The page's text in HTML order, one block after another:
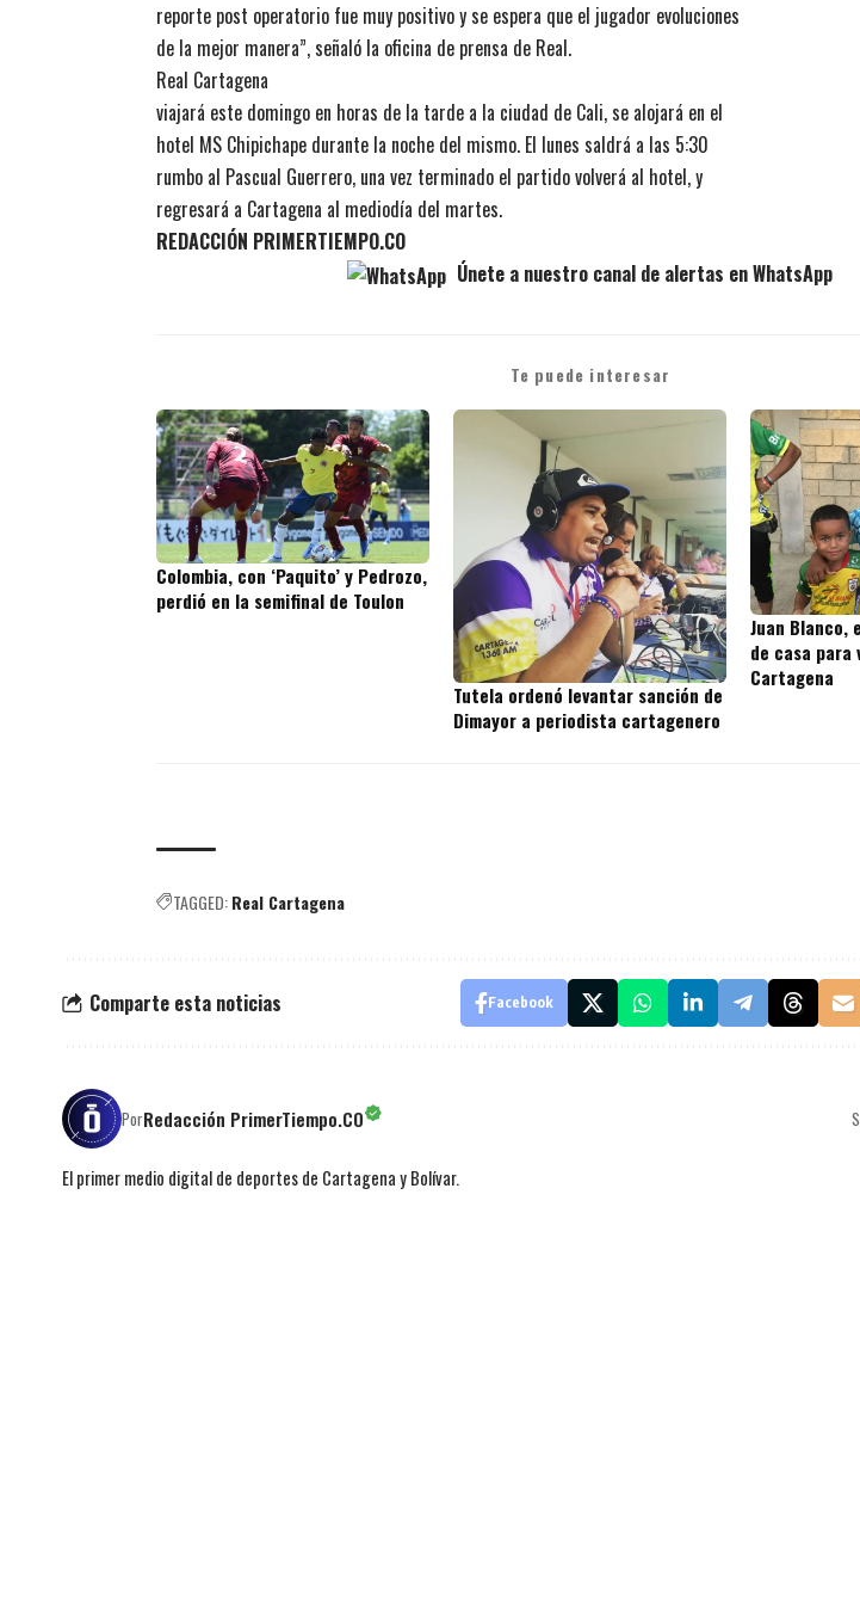
reporte post operatorio fue muy positivo y se espera que el jugador evoluciones
de la mejor manera”, señaló la oficina de prensa de Real.
Real Cartagena
viajará este domingo en horas de la tarde a la ciudad de Cali, se alojará en el
hotel MS Chipichape durante la noche del mismo. El lunes saldrá a las 5:30
rumbo al Pascual Guerrero, una vez terminado el partido volverá al hotel, y
regresará a Cartagena al mediodía del martes.
REDACCIÓN PRIMERTIEMPO.CO
Únete a nuestro canal de alertas en WhatsApp
Te puede interesar
Colombia, con ‘Paquito’ y Pedrozo,
perdió en la semifinal de Toulon
Tutela ordenó levantar sanción de
Dimayor a periodista cartagenero
Juan Blanco,
de casa para
Cartagena
TAGGED:Real Cartagena
Comparte esta noticias Facebook
PorRedacción PrimerTiempo.CO
El primer medio digital de deportes de Cartagena y Bolívar.